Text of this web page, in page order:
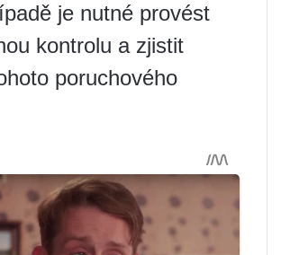
je nutné provést
kontrolu a zjistit
poruchového